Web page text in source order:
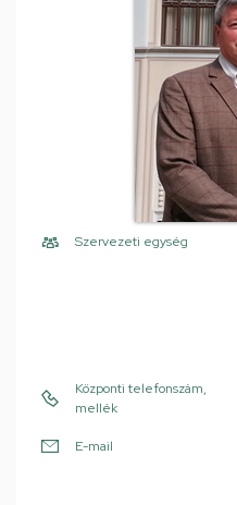
Szervezeti egység
Központi telefonszám,
mellék
E-mail